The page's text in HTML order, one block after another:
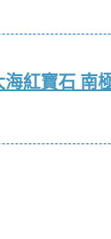
紅寶石 南